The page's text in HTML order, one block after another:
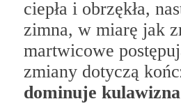
ciepła i obrzękła,
zimna, w miarę jak
martwicowe
zmiany dotyczą
dominuje kulawizna